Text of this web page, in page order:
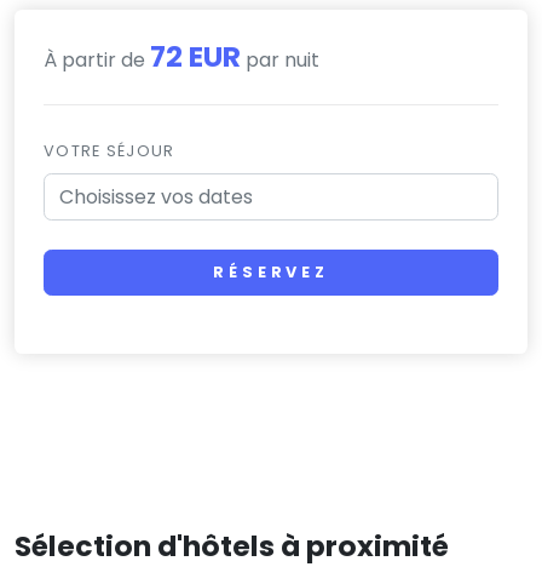
À partir de 72 EUR par nuit
VOTRE SÉJOUR
RÉSERVEZ
Sélection d'hôtels à proximité